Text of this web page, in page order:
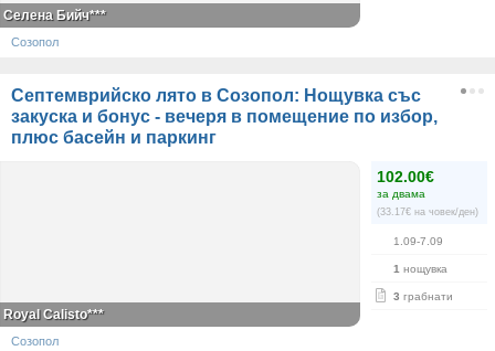
Селена Бийч***
Созопол
Септемврийско лято в Созопол: Нощувка със
закуска и бонус - вечеря в помещение по избор,
плюс басейн и паркинг
102.00€
за двама
(33.17€ на човек/ден)
1.09-7.09
1 нощувка
3 грабнати
Royal Calisto***
Созопол